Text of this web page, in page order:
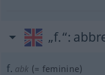
„f.“:
f. abk (= feminine)